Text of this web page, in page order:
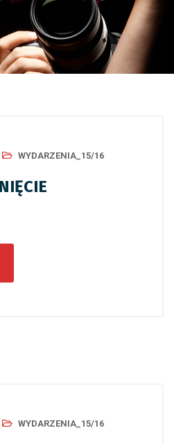
WYDARZENIA_15/16
WYDARZENIA_15/16